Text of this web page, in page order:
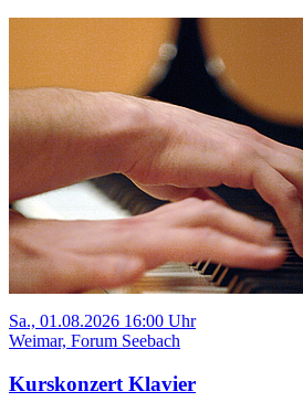
Sa., 01.08.2026 16:00 Uhr
Weimar, Forum Seebach
Kurskonzert Klavier